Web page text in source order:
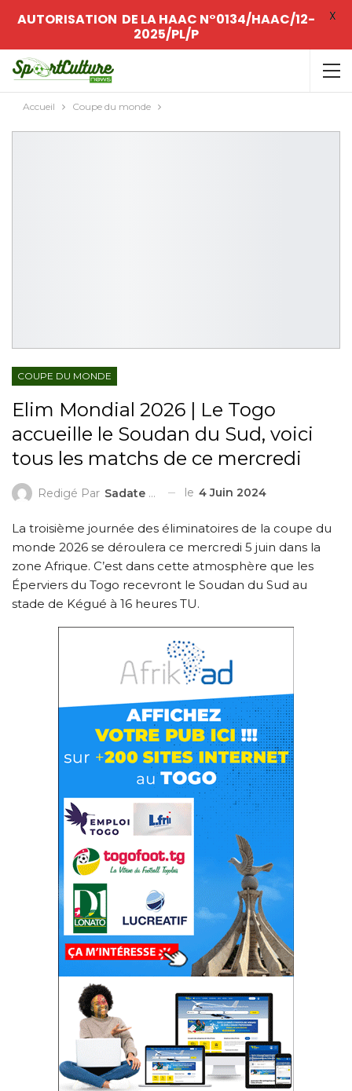
Accueil Coupe du monde
COUPE DU MONDE
Elim Mondial 2026 | Le Togo
accueille le Soudan du Sud, voici
tous les matchs de ce mercredi
Redigé Par Sadate ZAKARI le 4 Juin 2024
La troisième journée des éliminatoires de la coupe du
monde 2026 se déroulera ce mercredi 5 juin dans la
zone Afrique. C’est dans cette atmosphère que les
Éperviers du Togo recevront le Soudan du Sud au
stade de Kégué à 16 heures TU.
AUTORISATION DE LA HAAC N°0134/HAAC/12-
2025/PL/P
X